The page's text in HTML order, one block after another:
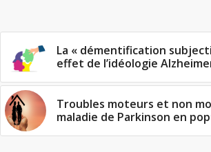
La « démentification
effet de l’idéologie
Troubles moteurs et non
maladie de Parkinson en